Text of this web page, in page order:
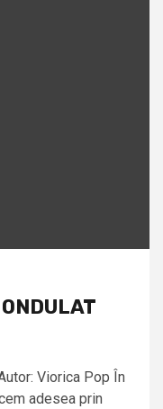
Viorica Pop În
adesea prin